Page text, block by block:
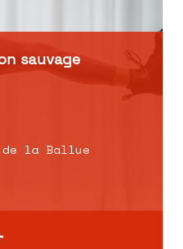
sauvage
de la Ballue